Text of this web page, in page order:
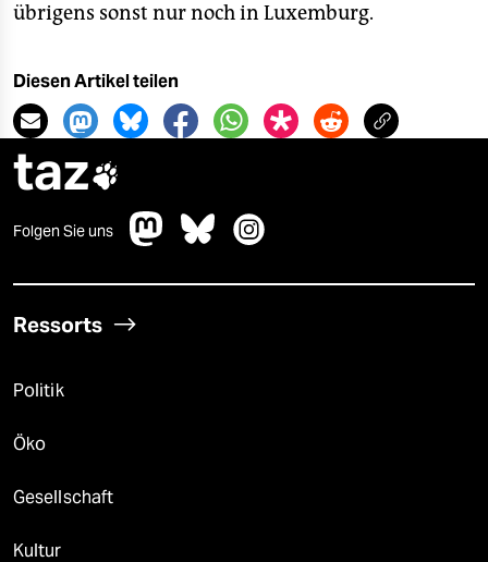
übrigens sonst nur noch in Luxemburg.
Diesen Artikel teilen
taz
Folgen Sie uns
Ressorts
Politik
Öko
Gesellschaft
Kultur